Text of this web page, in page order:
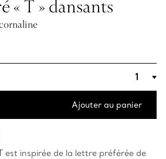
« T » dansants
Ajouter au panier
est inspirée de la lettre préférée de